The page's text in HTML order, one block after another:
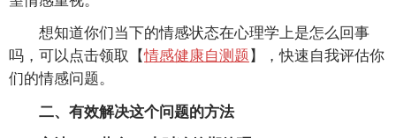
想知道你们当下的情感状态在心理学上是怎么回事
吗，可以点击领取【情感健康自测题】，快速自我评估你
们的情感问题。
二、有效解决这个问题的方法